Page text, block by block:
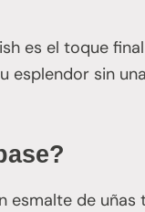
es el toque
sin
esmalte de